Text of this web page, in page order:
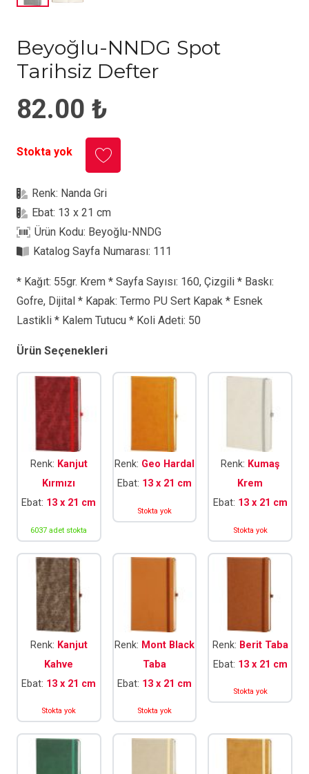
Beyoğlu-NNDG Spot
Tarihsiz Defter
82.00 ₺
Stokta yok
Renk: Nanda Gri
Ebat: 13 x 21 cm
Ürün Kodu: Beyoğlu-NNDG
Katalog Sayfa Numarası: 111
* Kağıt: 55gr. Krem * Sayfa Sayısı: 160, Çizgili * Baskı:
Gofre, Dijital * Kapak: Termo PU Sert Kapak * Esnek
Lastikli * Kalem Tutucu * Koli Adeti: 50
Ürün Seçenekleri
Renk: Kanjut
Kırmızı
Ebat: 13 x 21 cm
6037 adet stokta
Renk: Geo Hardal
Ebat: 13 x 21 cm
Stokta yok
Renk: Kumaş
Krem
Ebat: 13 x 21 cm
Stokta yok
Renk: Kanjut
Kahve
Ebat: 13 x 21 cm
Stokta yok
Renk: Mont Black
Taba
Ebat: 13 x 21 cm
Stokta yok
Renk: Berit Taba
Ebat: 13 x 21 cm
Stokta yok